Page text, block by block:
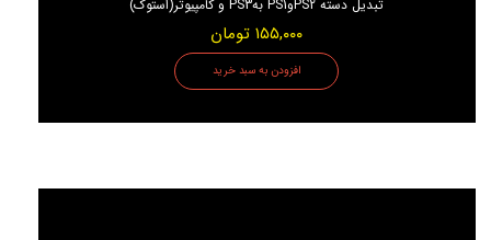
تبدیل دسته PS2وPS1 بهPS3 و کامپیوتر(استوک)
۱۵۵,۰۰۰ تومان
افزودن به سبد خرید